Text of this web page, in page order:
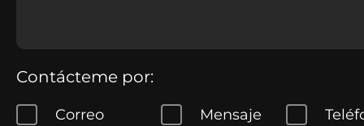
Contácteme por:
Correo
Mensaje